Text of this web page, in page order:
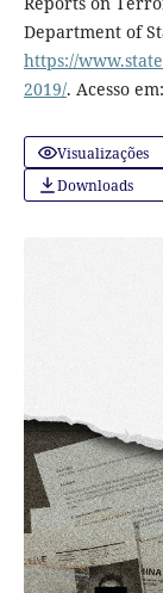
Department of
https://
2019/. Acesso
Visualizações
Downloads